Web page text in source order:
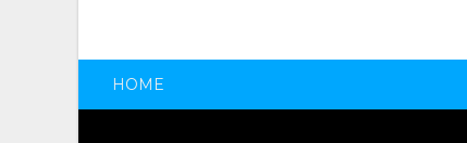
HOME